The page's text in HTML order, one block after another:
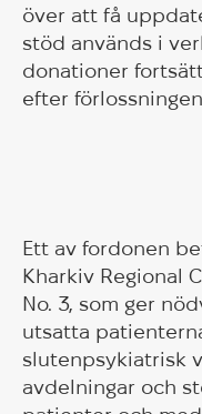
över att få
stöd används i
donationer
efter
Ett av fordonen
Kharkiv Regional
No. 3, som ger
utsatta
slutenpsykiatrisk
avdelningar och